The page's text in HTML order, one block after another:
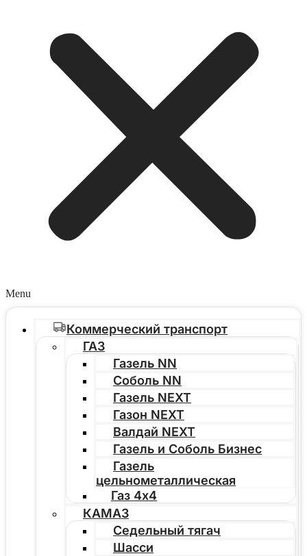
Menu
Коммерческий транспорт
ГАЗ
Газель NN
Соболь NN
Газель NEXT
Газон NEXT
Валдай NEXT
Газель и Соболь Бизнес
Газель
цельнометаллическая
Газ 4х4
КАМАЗ
Седельный тягач
Шасси